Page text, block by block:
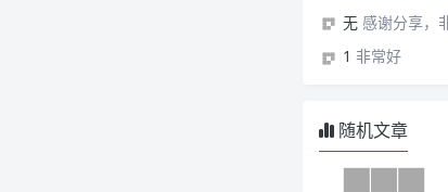
无 感谢分享，
1 非常好
随机文章